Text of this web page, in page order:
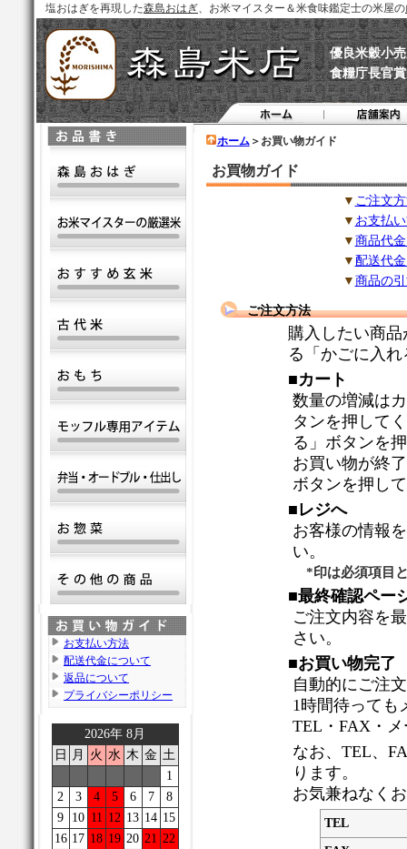
塩おはぎを再現した森島おはぎ、お米マイスター＆米食味鑑定士の米屋の
優良米穀小
食糧庁長官
お支払い方法
配送代金について
返品について
プライバシーポリシー
2026年 8月
日
月 火 水 木 金 土
1
2
3 4 5 6 7
8
9
10 11 12 13 14 15
16 17 18 19 20 21 22
ホーム＞お買い物ガイド
お買物ガイド
▼ ご注文
▼ お支払
▼ 商品代
▼ 配送代
▼ 商品の
ご注文方法
購入したい商
る「かごに入
■カート
数量の増減は
タンを押して
る」ボタンを
お買い物が終
ボタンを押し
■レジへ
お客様の情報
い。
*印は必須項目
■最終確認ペー
ご注文内容を
さい。
■お買い物完了
自動的にご注
1時間待っても
TEL・FAX・
なお、TEL、
ります。
お気兼ねなく
TEL